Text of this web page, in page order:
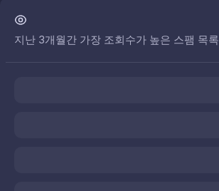
지난 3개월간 가장 조회수가 높은 스팸 목록